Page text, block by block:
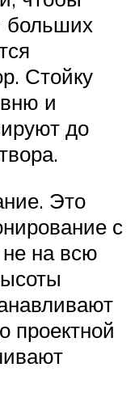
больших
Стойку
и
до
Это
с
не на всю
проектной